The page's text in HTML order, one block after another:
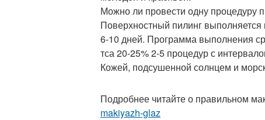
Можно ли провести одну процедуру
Поверхностный пилинг
6-10 дней. Программа выполнения
тса 20-25% 2-5 процедур с
Кожей, подсушенной солнцем и
Подробнее читайте о правильном
makiyazh-glaz